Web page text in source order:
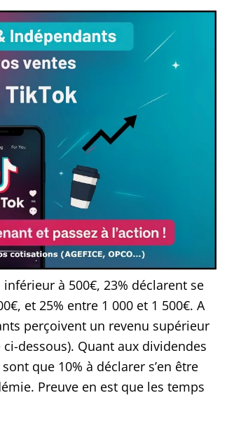
à 500€, 23% déclarent se
et 25% entre 1 000 et 1 500€. A
perçoivent un revenu supérieur
dessous). Quant aux dividendes
que 10% à déclarer s’en être
Preuve en est que les temps